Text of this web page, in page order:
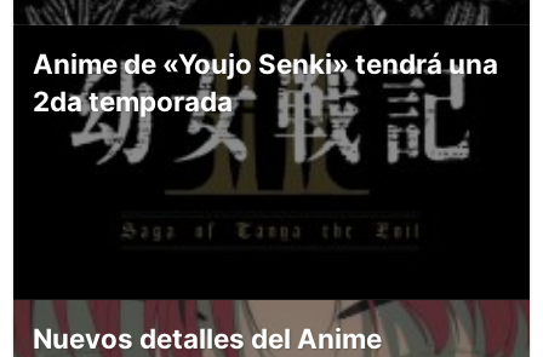
Anime de «Youjo Senki» tendrá una
2da temporada
Nuevos detalles del Anime